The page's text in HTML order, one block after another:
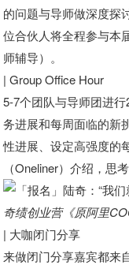
的问题与导师做深度探
位合伙人将全程参与本
师辅导）。
| Group Office Hour
5-7个团队与导师团进
务进展和每周面临的新
性进展、设定高强度的
（Oneliner）介绍，思
奇绩创业营《原阿里
| 大咖闭门分享
来做闭门分享嘉宾都来